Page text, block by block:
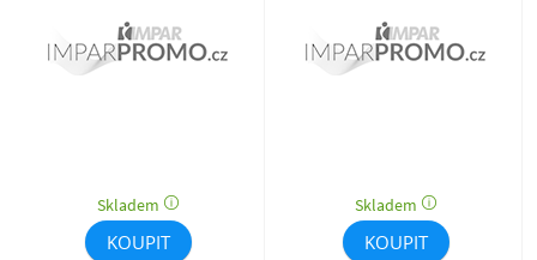
Skladem
KOUPIT
Skladem
KOUPIT